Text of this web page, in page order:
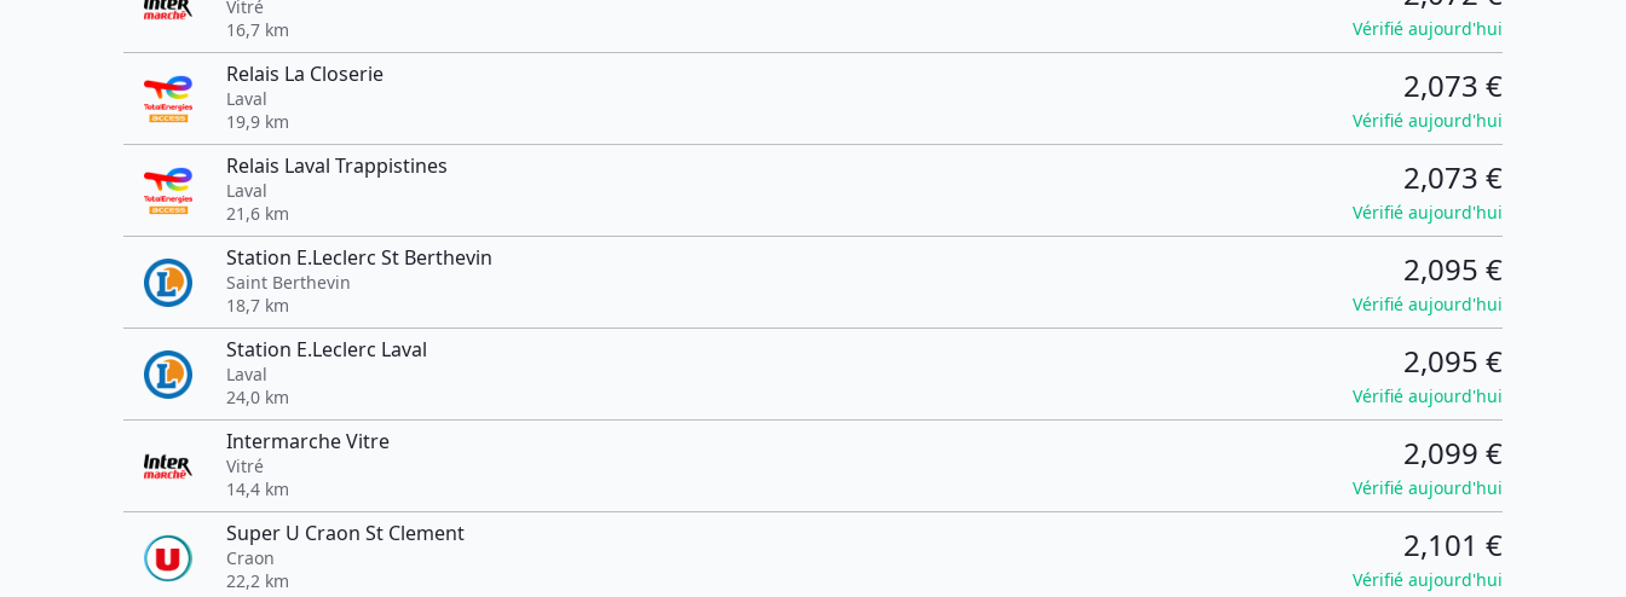
Vitré
16,7 km
Vérifié aujourd'hui
Relais La Closerie
Laval
19,9 km
2,073 €
Vérifié aujourd'hui
Relais Laval Trappistines
Laval
21,6 km
2,073 €
Vérifié aujourd'hui
Station E.Leclerc St Berthevin
Saint Berthevin
18,7 km
2,095 €
Vérifié aujourd'hui
Station E.Leclerc Laval
Laval
24,0 km
2,095 €
Vérifié aujourd'hui
Intermarche Vitre
Vitré
14,4 km
2,099 €
Vérifié aujourd'hui
Super U Craon St Clement
Craon
22,2 km
2,101 €
Vérifié aujourd'hui